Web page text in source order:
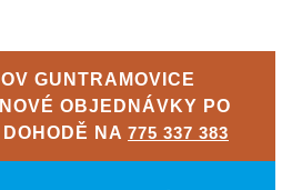
GUNTRAMOVICE
OBJEDNÁVKY PO
NA 775 337 383